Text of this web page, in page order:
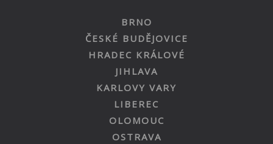
BRNO
ČESKÉ BUDĚJOVICE
HRADEC KRÁLOVÉ
JIHLAVA
KARLOVY VARY
LIBEREC
OLOMOUC
OSTRAVA